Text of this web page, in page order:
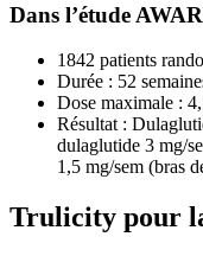
Dans l’étude
1842 patients
Durée : 52
Dose maximale :
Résultat :
dulaglutide 3 mg/
1,5 mg/sem (bras
Trulicity pour